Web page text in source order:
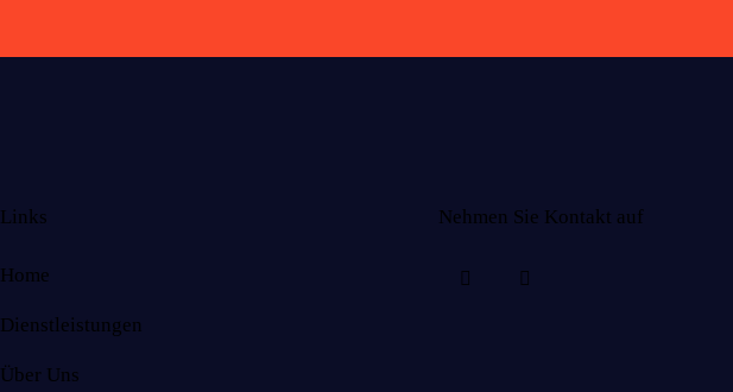
Links
Home
Dienstleistungen
Über Uns
Nehmen Sie Kontakt auf